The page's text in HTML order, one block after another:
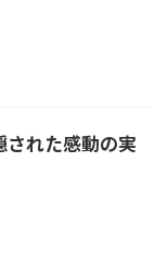
された感動の実